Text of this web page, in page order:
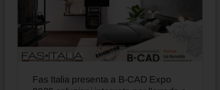
Fas Italia presenta a B-CAD Expo